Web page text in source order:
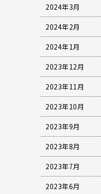
2024年3月
2024年2月
2024年1月
2023年12月
2023年11月
2023年10月
2023年9月
2023年8月
2023年7月
2023年6月